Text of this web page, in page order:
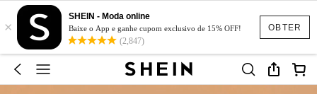
OBTER
×
SHEIN - Moda online
Baixe o App e ganhe cupom exclusivo de 15% OFF!
(2,847)